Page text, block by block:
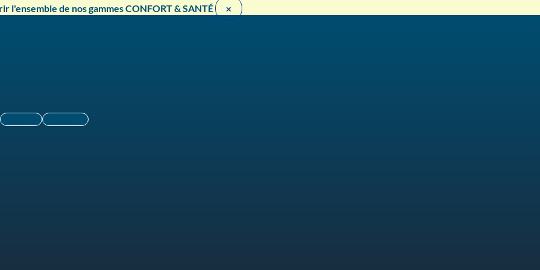
l'ensemble de nos gammes CONFORT & SANTÉ ×
Linkedin
Instagram